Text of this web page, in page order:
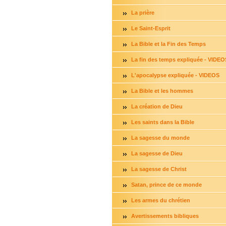
La prière
Le Saint-Esprit
La Bible et la Fin des Temps
La fin des temps expliquée -
L'apocalypse expliquée - VIDEOS
La Bible et les hommes
La création de Dieu
Les saints dans la Bible
La sagesse du monde
La sagesse de Dieu
La sagesse de Christ
Satan, prince de ce monde
Les armes du chrétien
Avertissements bibliques